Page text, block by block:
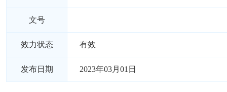
文号
效力状态 有效
发布日期 2023年03月01日